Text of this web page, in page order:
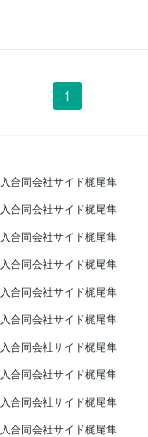
1
合同会社サイド梶尾隼
合同会社サイド梶尾隼
合同会社サイド梶尾隼
合同会社サイド梶尾隼
合同会社サイド梶尾隼
合同会社サイド梶尾隼
合同会社サイド梶尾隼
合同会社サイド梶尾隼
合同会社サイド梶尾隼
合同会社サイド梶尾隼